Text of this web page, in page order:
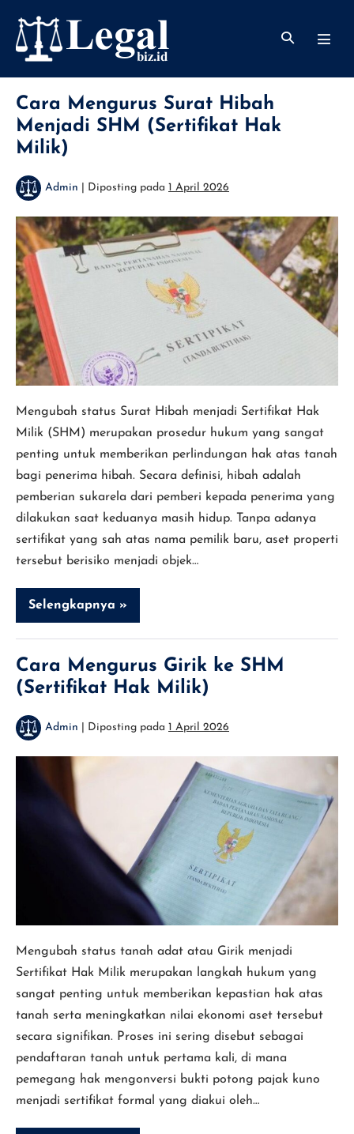
konten
Toggle
Cara Mengurus Surat Hibah
Menjadi SHM (Sertifikat Hak
Milik)
Admin Diposting pada 1 April 2026
Cara
Mengurus
Surat
Hibah
Menjadi
SHM
(Sertifikat
Hak
Mengubah status Surat Hibah menjadi Sertifikat Hak
Milik (SHM) merupakan prosedur hukum yang sangat
penting untuk memberikan perlindungan hak atas tanah
bagi penerima hibah. Secara definisi, hibah adalah
pemberian sukarela dari pemberi kepada penerima yang
dilakukan saat keduanya masih hidup. Tanpa adanya
sertifikat yang sah atas nama pemilik baru, aset properti
tersebut berisiko menjadi objek…
Selengkapnya »
Cara
Mengurus
Surat
Menjadi
SHM
(Sertifikat
Cara Mengurus Girik ke SHM
(Sertifikat Hak Milik)
Admin Diposting pada 1 April 2026
Mengurus
Mengubah status tanah adat atau Girik menjadi
Sertifikat Hak Milik merupakan langkah hukum yang
sangat penting untuk memberikan kepastian hak atas
tanah serta meningkatkan nilai ekonomi aset tersebut
secara signifikan. Proses ini sering disebut sebagai
pendaftaran tanah untuk pertama kali, di mana
pemegang hak mengonversi bukti potong pajak kuno
menjadi sertifikat formal yang diakui oleh…